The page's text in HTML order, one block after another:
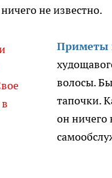
не известно.
Приметы
волосы.
тапочки.
он ничего